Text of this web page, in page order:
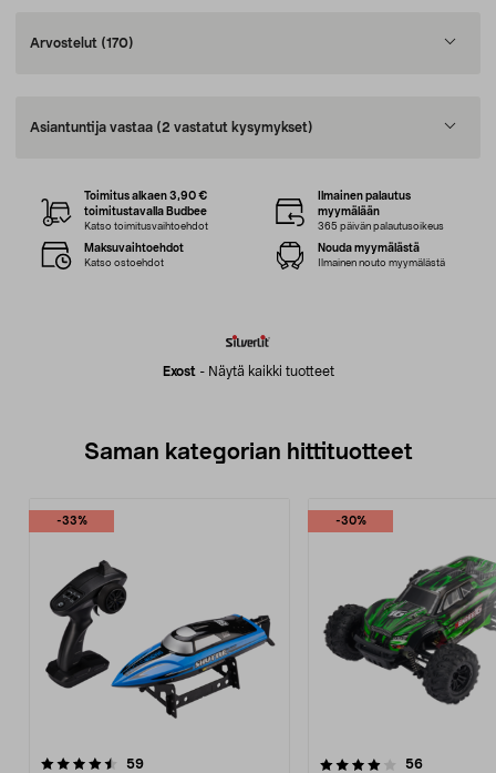
Arvostelut (170)
Asiantuntija vastaa (2 vastatut kysymykset)
Exost - Näytä kaikki tuotteet
Toimitus alkaen 3,90 €
toimitustavalla Budbee
Katso toimitusvaihtoehdot
Ilmainen palautus
myymälään
365 päivän palautusoikeus
Maksuvaihtoehdot
Katso ostoehdot
Nouda myymälästä
Ilmainen nouto myymälästä
Saman kategorian hittituotteet
-33%
59arvostelut
-30%
4.0 viidestä
56arvostelut
4.0 viidestä